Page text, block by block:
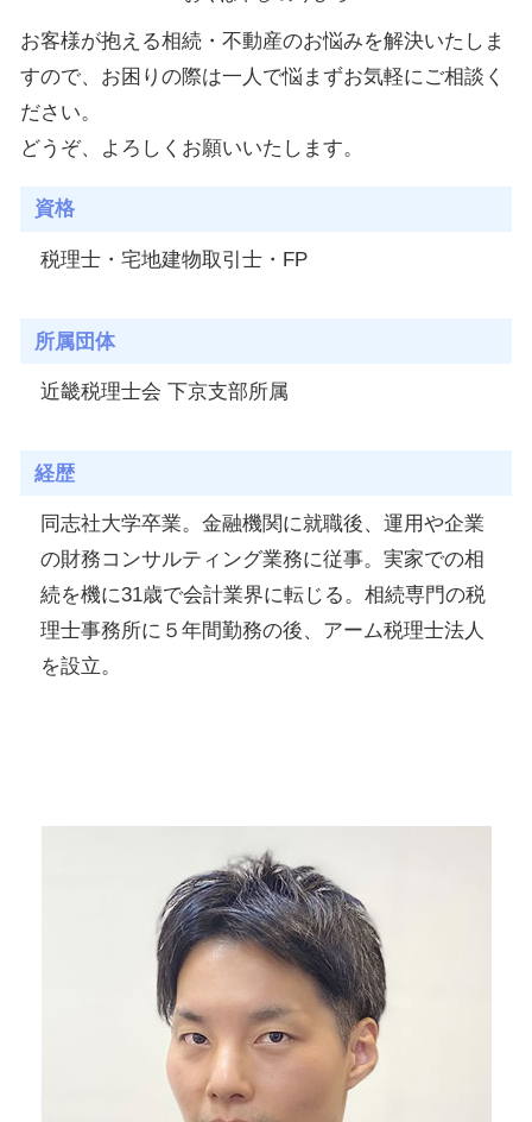
お客様が抱える相続・不動産のお悩みを解決いたしま
すので、お困りの際は一人で悩まずお気軽にご相談く
ださい。
どうぞ、よろしくお願いいたします。
資格
税理士・宅地建物取引士・FP
所属団体
近畿税理士会 下京支部所属
経歴
同志社大学卒業。金融機関に就職後、運用や企業
の財務コンサルティング業務に従事。実家での相
続を機に31歳で会計業界に転じる。相続専門の税
理士事務所に５年間勤務の後、アーム税理士法人
を設立。